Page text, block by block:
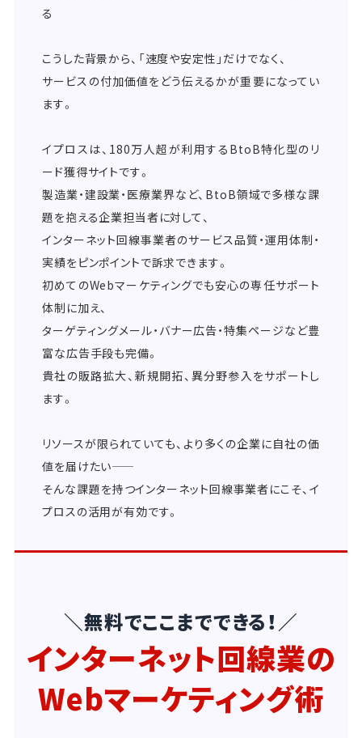
る
こうした背景から、「速度や安定性」だけでなく、
サービスの付加価値をどう伝えるかが重要になってい
ます。
イプロスは、180万人超が利用するBtoB特化型のリ
ード獲得サイトです。
製造業・建設業・医療業界など、BtoB領域で多様な課
題を抱える企業担当者に対して、
インターネット回線事業者のサービス品質・運用体制・
実績をピンポイントで訴求できます。
初めてのWebマーケティングでも安心の専任サポート
体制に加え、
ターゲティングメール・バナー広告・特集ページなど豊
富な広告手段も完備。
貴社の販路拡大、新規開拓、異分野参入をサポートし
ます。
リソースが限られていても、より多くの企業に自社の価
値を届けたい――
そんな課題を持つインターネット回線事業者にこそ、イ
プロスの活用が有効です。
＼無料でここまでできる！／
インターネット回線業の
Webマーケティング術